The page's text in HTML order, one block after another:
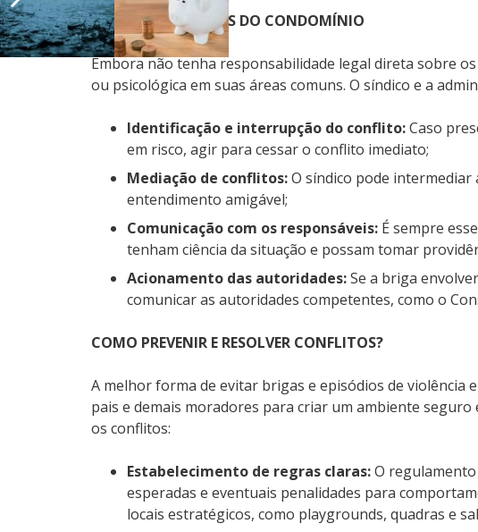
RESPONSABILIDADES DO CONDOMÍNIO
Embora não tenha responsabilidade legal direta sobre
ou psicológica em suas áreas comuns. O síndico e a
Identificação e interrupção do conflito:Caso
em risco, agir para cessar o conflito imediato;
Mediação de conflitos:O síndico pode
entendimento amigável;
Comunicação com os responsáveis: É sempre
tenham ciência da situação e possam tomar
Acionamento das autoridades:Se a briga
comunicar as autoridades competentes, como o
COMO PREVENIR E RESOLVER CONFLITOS?
A melhor forma de evitar brigas e episódios de violência
pais e demais moradores para criar um ambiente
os conflitos:
Estabelecimento de regras claras:O
esperadas e eventuais penalidades para
locais estratégicos, como playgrounds, quadras e